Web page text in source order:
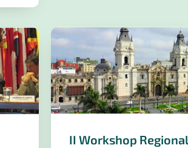
II Workshop Regional